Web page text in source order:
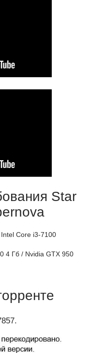
Star
Core i3-7100
4 Гб / Nvidia GTX 950